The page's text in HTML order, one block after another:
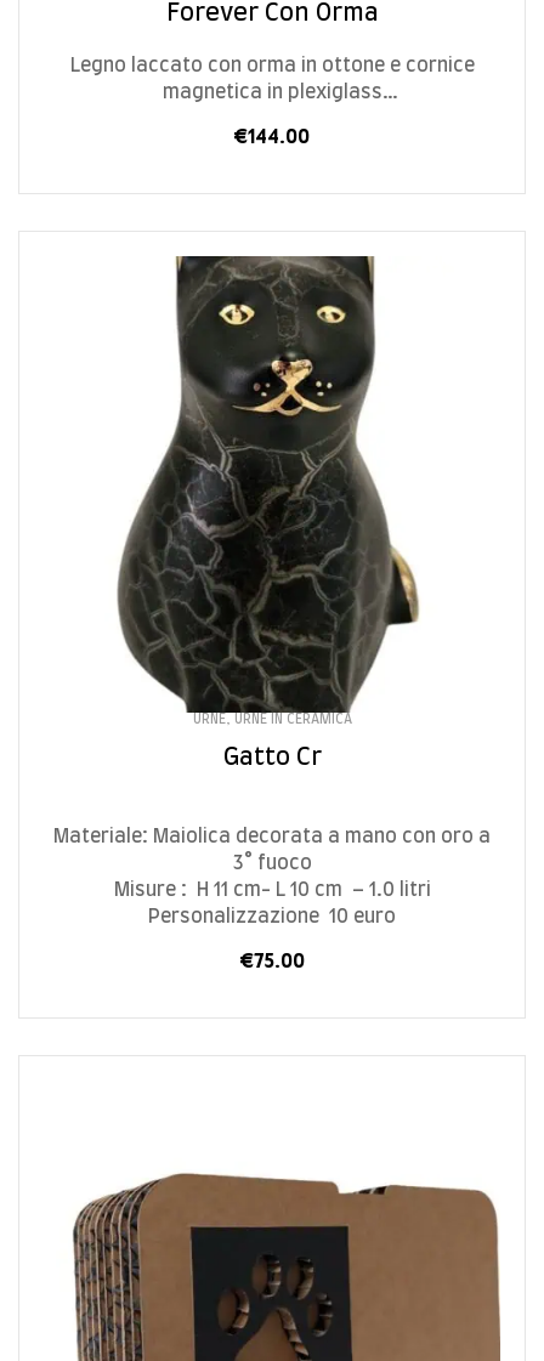
Forever Con Orma
Legno laccato con orma in ottone e cornice
magnetica in plexiglass
cm – 0,8 L – M – L 15 x P 15 x H 10 cm – 1,7 L
€144.00
URNE URNE IN CERAMICA
Gatto Cr
Materiale: Maiolica decorata a mano con oro a
3° fuoco
Misure : H 11 cm- L 10 cm – 1.0 litri
Personalizzazione 10 euro
€75.00